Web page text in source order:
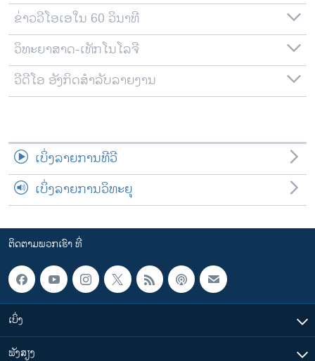
ຂ່າວວີໂອເອໃນ 60 ວິນາທີ
ວິທະຍາສາດ-ເທັກໂນໂລຈີ
ວີດີໂອ ອັງກິດສຳລັບລາຍງານ
ເບິ່ງລາຍການທີວີ
ເບິ່ງລາຍການວິທະຍຸ
ຕິດຕາມພວກເຮົາ ທີ່
ເບິ່ງ
ຟັງສຽງ